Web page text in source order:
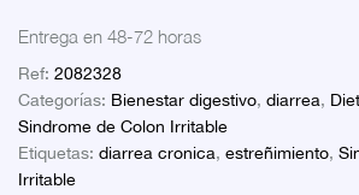
Entrega en 48-72 horas
Ref: 2082328
Categorías: Bienestar digestivo, diarrea,
Sindrome de Colon Irritable
Etiquetas: diarrea cronica, estreñimiento,
Irritable